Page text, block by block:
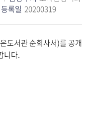
등록일 20200319